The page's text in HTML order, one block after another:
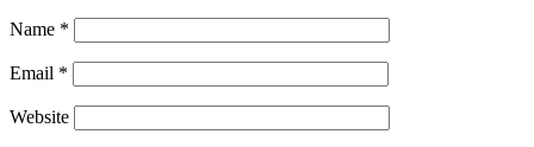
Name *
Email *
Website